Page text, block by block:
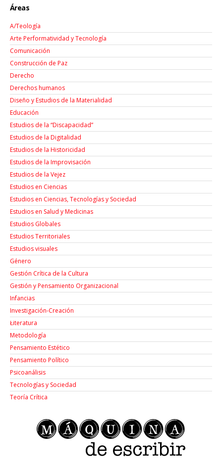
Áreas
A/Teología
Arte Performatividad y Tecnología
Comunicación
Construcción de Paz
Derecho
Derechos humanos
Diseño y Estudios de la Materialidad
Educación
Estudios de la “Discapacidad”
Estudios de la Digitalidad
Estudios de la Historicidad
Estudios de la Improvisación
Estudios de la Vejez
Estudios en Ciencias
Estudios en Ciencias, Tecnologías y Sociedad
Estudios en Salud y Medicinas
Estudios Globales
Estudios Territoriales
Estudios visuales
Género
Gestión Crítica de la Cultura
Gestión y Pensamiento Organizacional
Infancias
Investigación-Creación
Łiteratura
Metodología
Pensamiento Estético
Pensamiento Político
Psicoanálisis
Tecnologías y Sociedad
Teoría Crítica